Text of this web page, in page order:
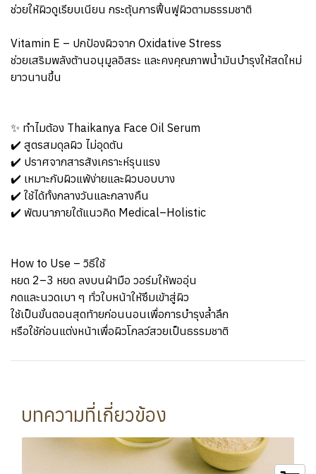
ช่วยให้ผิวดูเรียบเนียน กระตุ้นการฟื้นฟูผิวตามธรรมชาติ
Vitamin E – ปกป้องผิวจาก Oxidative Stress
ช่วยเสริมพลังต้านอนุมูลอิสระ และคงคุณภาพน้ำมันบำรุงให้สดใหม่
ยาวนานขึ้น
✨ ทำไมต้อง Thaikanya Face Oil Serum
✔️ สูตรสมดุลผิว ไม่อุดตัน
✔️ ปราศจากสารสังเคราะห์รุนแรง
✔️ เหมาะกับผิวแพ้ง่ายและผิวบอบบาง
✔️ ใช้ได้ทั้งกลางวันและกลางคืน
✔️ พัฒนาภายใต้แนวคิด Medical–Holistic
How to Use – วิธีใช้
หยด 2–3 หยด ลงบนฝ่ามือ วอร์มให้พออุ่น
กดและนวดเบา ๆ ทั่วใบหน้าให้ซึมเข้าสู่ผิว
ใช้เป็นขั้นตอนสุดท้ายก่อนนอนเพื่อการบำรุงล้ำลึก
หรือใช้ก่อนแต่งหน้าเพื่อผิวโกลว์สวยเป็นธรรมชาติ
บทความที่เกี่ยวข้อง